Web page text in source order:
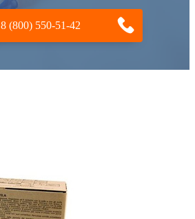
8 (800) 550-51-42